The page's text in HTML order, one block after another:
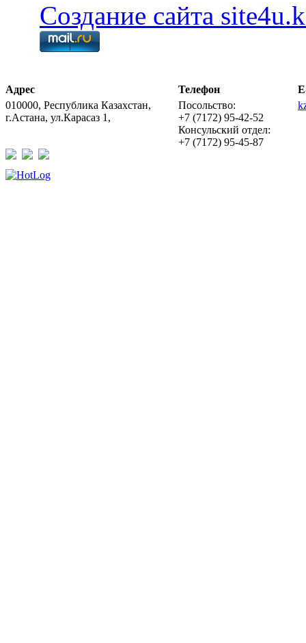
Создание сайта
Адрес
010000, Республика Казахстан,
г.Астана, ул.Карасаз 1,
Телефон
Посольство:
+7 (7172) 95-42-52
Консульский отдел:
+7 (7172) 95-45-87